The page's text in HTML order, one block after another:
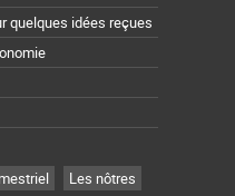
quelques idées reçues
Les nôtres